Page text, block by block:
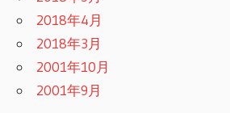
2018年4月
2018年3月
2001年10月
2001年9月